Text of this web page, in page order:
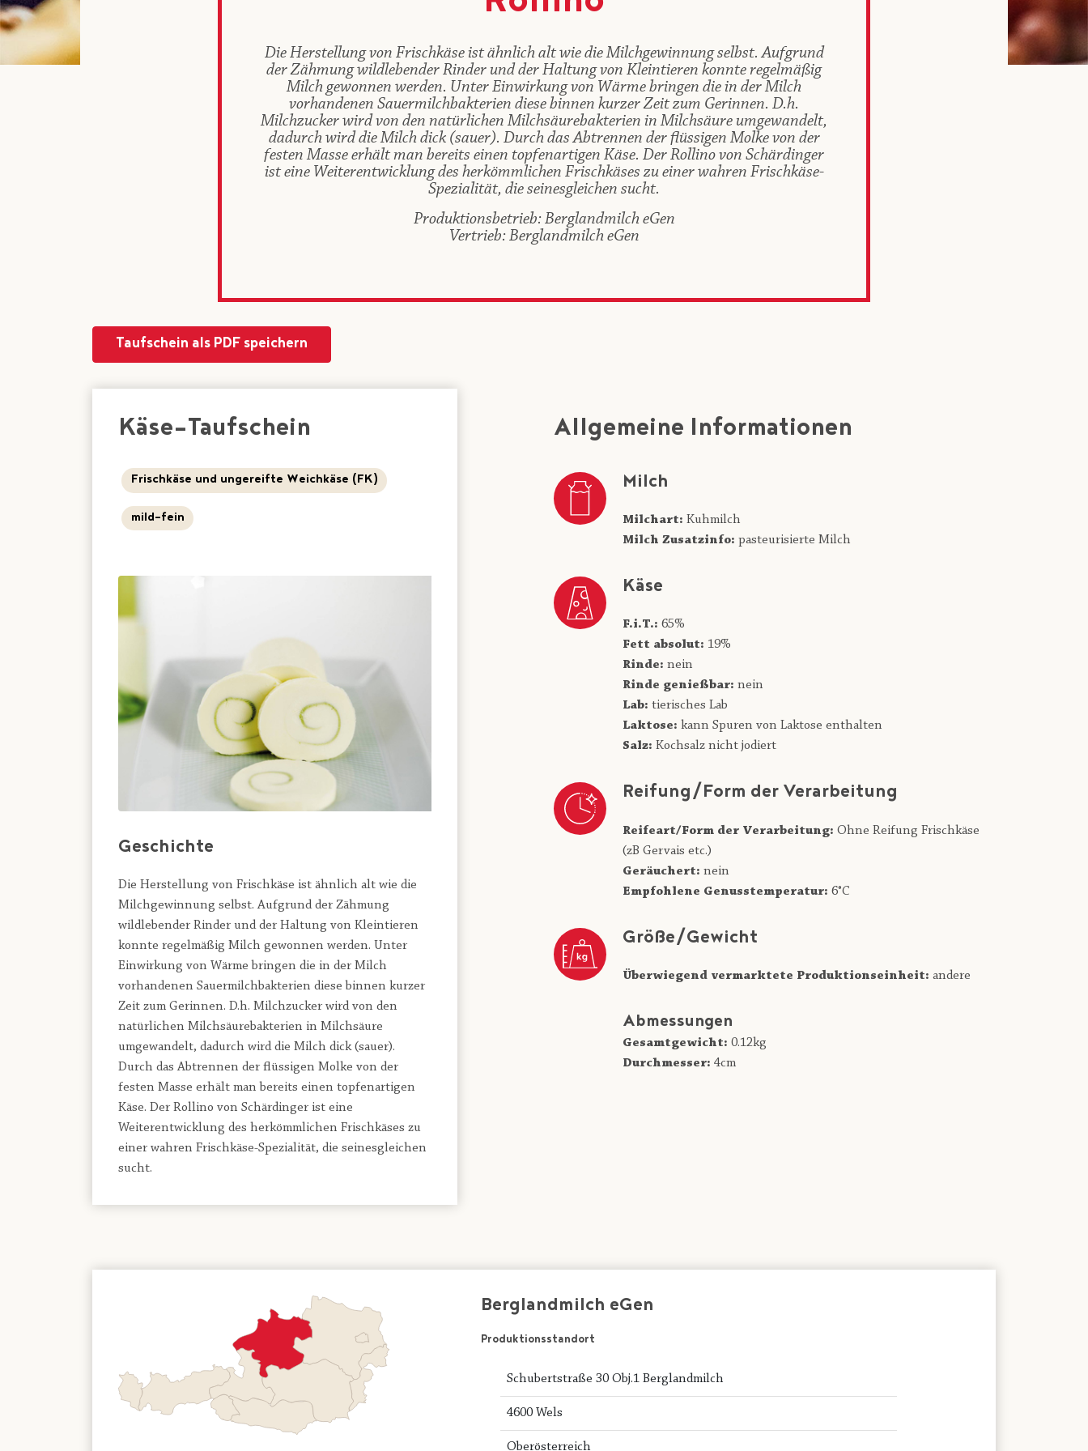
Die Herstellung von Frischkäse ist ähnlich alt wie die Milchgewinnung selbst. Aufgrund
der Zähmung wildlebender Rinder und der Haltung von Kleintieren konnte regelmäßig
Milch gewonnen werden. Unter Einwirkung von Wärme bringen die in der Milch
vorhandenen Sauermilchbakterien diese binnen kurzer Zeit zum Gerinnen. D.h.
Milchzucker wird von den natürlichen Milchsäurebakterien in Milchsäure umgewandelt,
dadurch wird die Milch dick (sauer). Durch das Abtrennen der flüssigen Molke von der
festen Masse erhält man bereits einen topfenartigen Käse. Der Rollino von Schärdinger
ist eine Weiterentwicklung des herkömmlichen Frischkäses zu einer wahren Frischkäse-
Spezialität, die seinesgleichen sucht.
Produktionsbetrieb: Berglandmilch eGen
Vertrieb: Berglandmilch eGen
Taufschein als PDF speichern
Käse-Taufschein
Frischkäse und ungereifte Weichkäse (FK)
mild-fein
Geschichte
Die Herstellung von Frischkäse ist ähnlich alt wie die
Milchgewinnung selbst. Aufgrund der Zähmung
wildlebender Rinder und der Haltung von Kleintieren
konnte regelmäßig Milch gewonnen werden. Unter
Einwirkung von Wärme bringen die in der Milch
vorhandenen Sauermilchbakterien diese binnen kurzer
Zeit zum Gerinnen. D.h. Milchzucker wird von den
natürlichen Milchsäurebakterien in Milchsäure
umgewandelt, dadurch wird die Milch dick (sauer).
Durch das Abtrennen der flüssigen Molke von der
festen Masse erhält man bereits einen topfenartigen
Käse. Der Rollino von Schärdinger ist eine
Weiterentwicklung des herkömmlichen Frischkäses zu
einer wahren Frischkäse-Spezialität, die seinesgleichen
sucht.
Allgemeine Informationen
Milch
Milchart: Kuhmilch
Milch Zusatzinfo: pasteurisierte Milch
Käse
F.i.T.: 65%
Fett absolut: 19%
Rinde: nein
Rinde genießbar: nein
Lab: tierisches Lab
Laktose: kann Spuren von Laktose enthalten
Salz: Kochsalz nicht jodiert
Reifung/Form der Verarbeitung
Reifeart/Form der Verarbeitung: Ohne Reifung Frischkäse
(zB Gervais etc.)
Geräuchert: nein
Empfohlene Genusstemperatur: 6°C
Größe/Gewicht
Überwiegend vermarktete Produktionseinheit: andere
Abmessungen
Gesamtgewicht: 0.12kg
Durchmesser: 4cm
Berglandmilch eGen
Produktionsstandort
Schubertstraße 30 Obj.1 Berglandmilch
4600 Wels
Oberösterreich